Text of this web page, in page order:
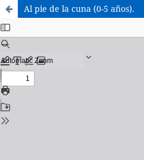
Al pie de la cuna (0-5 años).